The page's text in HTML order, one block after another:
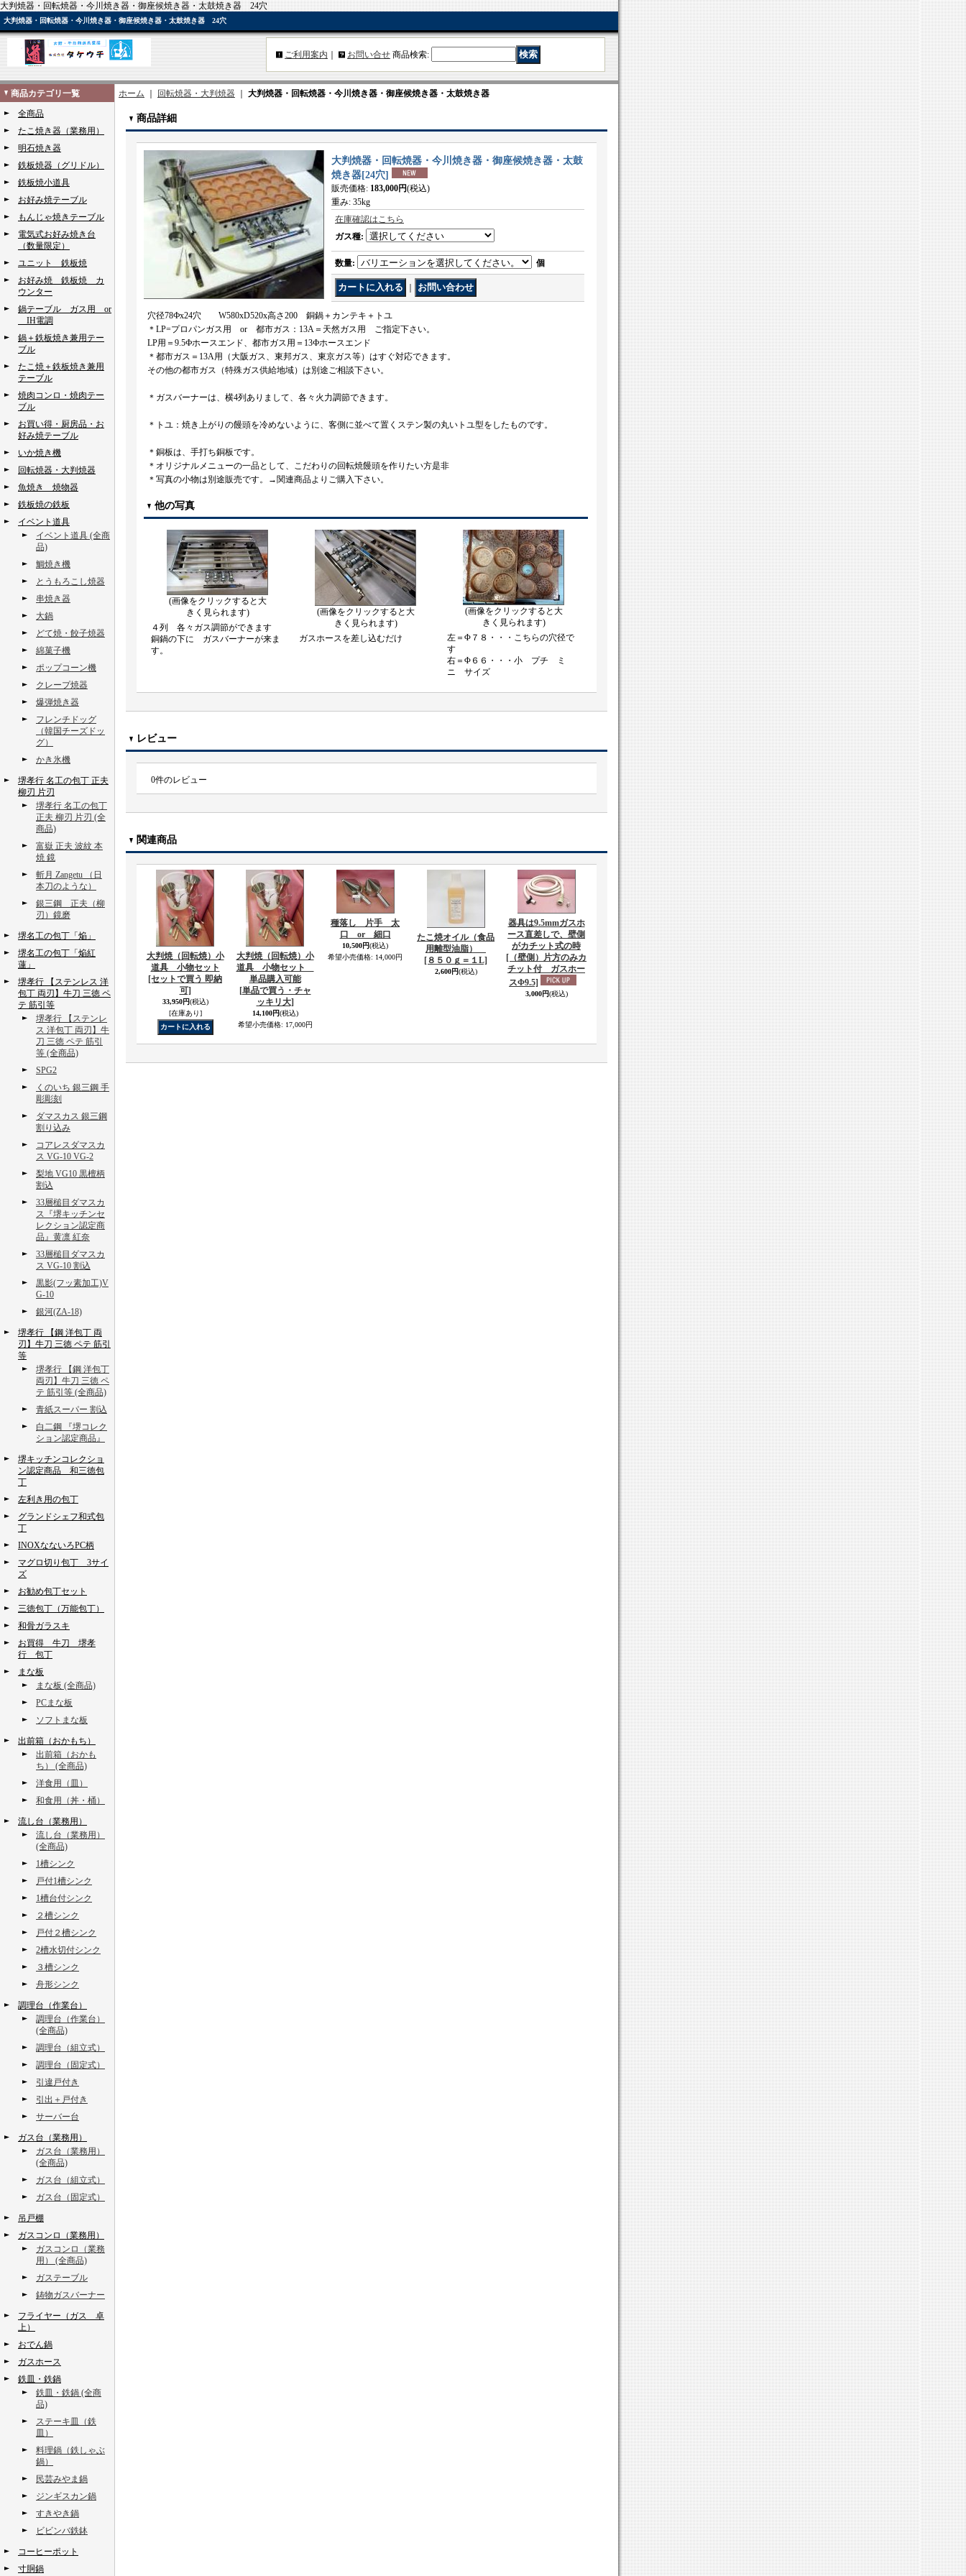
大判焼器・回転焼器・今川焼き器・御座候焼き器・太鼓焼き器 24穴
大判焼器・回転焼器・今川焼き器・御座候焼き器・太鼓焼き器 24穴
ご利用案内 お問い合せ 商品検索:
商品カテゴリ一覧
全商品
たこ焼き器（業務用）
明石焼き器
鉄板焼器（グリドル）
鉄板焼小道具
お好み焼テーブル
もんじゃ焼きテーブル
電気式お好み焼き台
（数量限定）
ユニット 鉄板焼
お好み焼 鉄板焼 カ
ウンター
鍋テーブル ガス用 or
IH電調
鍋＋鉄板焼き兼用テー
ブル
たこ焼＋鉄板焼き兼用
テーブル
焼肉コンロ・焼肉テー
ブル
お買い得・厨房品・お
好み焼テーブル
いか焼き機
回転焼器・大判焼器
魚焼き 焼物器
鉄板焼の鉄板
イベント道具
イベント道具 (全商
品)
鯛焼き機
とうもろこし焼器
串焼き器
大鍋
どて焼・餃子焼器
綿菓子機
ポップコーン機
クレープ焼器
爆弾焼き器
フレンチドッグ
（韓国チーズドッ
グ）
かき氷機
堺孝行 名工の包丁 正夫
柳刃 片刃
堺孝行 名工の包丁
正夫 柳刃 片刃 (全
商品)
富嶽 正夫 波紋 本
焼 鏡
斬月 Zangetu （日
本刀のような）
銀三鋼 正夫（柳
刃）鏡磨
堺名工の包丁「焔」
堺名工の包丁「焔紅
蓮」
堺孝行 【ステンレス 洋
包丁 両刃】牛刀 三徳 ペ
テ 筋引等
堺孝行 【ステンレ
ス 洋包丁 両刃】牛
刀 三徳 ペテ 筋引
等 (全商品)
SPG2
くのいち 銀三鋼 手
彫彫刻
ダマスカス 銀三鋼
割り込み
コアレスダマスカ
ス VG-10 VG-2
梨地 VG10 黒檀柄
割込
33層槌目ダマスカ
ス『堺キッチンセ
レクション認定商
品』黄凛 紅奈
33層槌目ダマスカ
ス VG-10 割込
黒影(フッ素加工)V
G-10
銀河(ZA-18)
堺孝行 【鋼 洋包丁 両
刃】牛刀 三徳 ペテ 筋引
等
堺孝行 【鋼 洋包丁
両刃】牛刀 三徳 ペ
テ 筋引等 (全商品)
青紙スーパー 割込
白二鋼 『堺コレク
ション認定商品』
堺キッチンコレクショ
ン認定商品 和三徳包
丁
左利き用の包丁
グランドシェフ和式包
丁
INOXなないろPC柄
マグロ切り包丁 3サイ
ズ
お勧め包丁セット
三徳包丁（万能包丁）
和骨ガラスキ
お買得 牛刀 堺孝
行 包丁
まな板
まな板 (全商品)
PCまな板
ソフトまな板
出前箱（おかもち）
出前箱（おかも
ち） (全商品)
洋食用（皿）
和食用（丼・桶）
流し台（業務用）
流し台（業務用）
(全商品)
1槽シンク
戸付1槽シンク
1槽台付シンク
２槽シンク
戸付２槽シンク
2槽水切付シンク
３槽シンク
舟形シンク
調理台（作業台）
調理台（作業台）
(全商品)
調理台（組立式）
調理台（固定式）
引違戸付き
引出＋戸付き
サーバー台
ガス台（業務用）
ガス台（業務用）
(全商品)
ガス台（組立式）
ガス台（固定式）
吊戸棚
ガスコンロ（業務用）
ガスコンロ（業務
用） (全商品)
ガステーブル
鋳物ガスバーナー
フライヤー（ガス 卓
上）
おでん鍋
ガスホース
鉄皿・鉄鍋
鉄皿・鉄鍋 (全商
品)
ステーキ皿（鉄
皿）
料理鍋（鉄しゃぶ
鍋）
民芸みやま鍋
ジンギスカン鍋
すきやき鍋
ビビンバ鉄鉢
コーヒーポット
寸胴鍋
ホーム 回転焼器・大判焼器 大判焼器・回転焼器・今川焼き器・御座候焼き器・太鼓焼き器
商品詳細
大判焼器・回転焼器・今川焼き器・御座候焼き器・太鼓
焼き器[24穴]
販売価格: 183,000円(税込)
重み: 35kg
在庫確認はこちら
ガス種:
数量: 個
穴径78Фx24穴 W580xD520x高さ200 銅鍋＋カンテキ＋トユ
＊LP=プロパンガス用 or 都市ガス：13A＝天然ガス用 ご指定下さい。
LP用＝9.5Фホースエンド、都市ガス用＝13Фホースエンド
＊都市ガス＝13A用（大阪ガス、東邦ガス、東京ガス等）はすぐ対応できます。
その他の都市ガス（特殊ガス供給地域）は別途ご相談下さい。
＊ガスバーナーは、横4列ありまして、各々火力調節できます。
＊トユ：焼き上がりの饅頭を冷めないように、客側に並べて置くステン製の丸いトユ型をしたものです。
＊銅板は、手打ち銅板です。
＊オリジナルメニューの一品として、こだわりの回転焼饅頭を作りたい方是非
＊写真の小物は別途販売です。→関連商品よりご購入下さい。
他の写真
(画像をクリックすると大
きく見られます)
４列 各々ガス調節ができます
銅鍋の下に ガスバーナーが来ま
す。
(画像をクリックすると大
きく見られます)
ガスホースを差し込むだけ
(画像をクリックすると大
きく見られます)
左＝Φ７８・・・こちらの穴径で
す
右＝Φ６６・・・小 プチ ミ
ニ サイズ
レビュー
0件のレビュー
関連商品
大判焼（回転焼）小
道具 小物セット
[セットで買う 即納
可]
33,950円(税込)
[在庫あり]
大判焼（回転焼）小
道具 小物セット
単品購入可能
[単品で買う・チャ
ッキリ大]
14,100円(税込)
希望小売価格: 17,000円
種落し 片手 太
口 or 細口
10,500円(税込)
希望小売価格: 14,000円
たこ焼オイル（食品
用離型油脂）
[８５０ｇ＝１L]
2,600円(税込)
器具は9.5mmガスホ
ース直差しで、壁側
がカチット式の時
[（壁側）片方のみカ
チット付 ガスホー
スΦ9.5]
3,000円(税込)